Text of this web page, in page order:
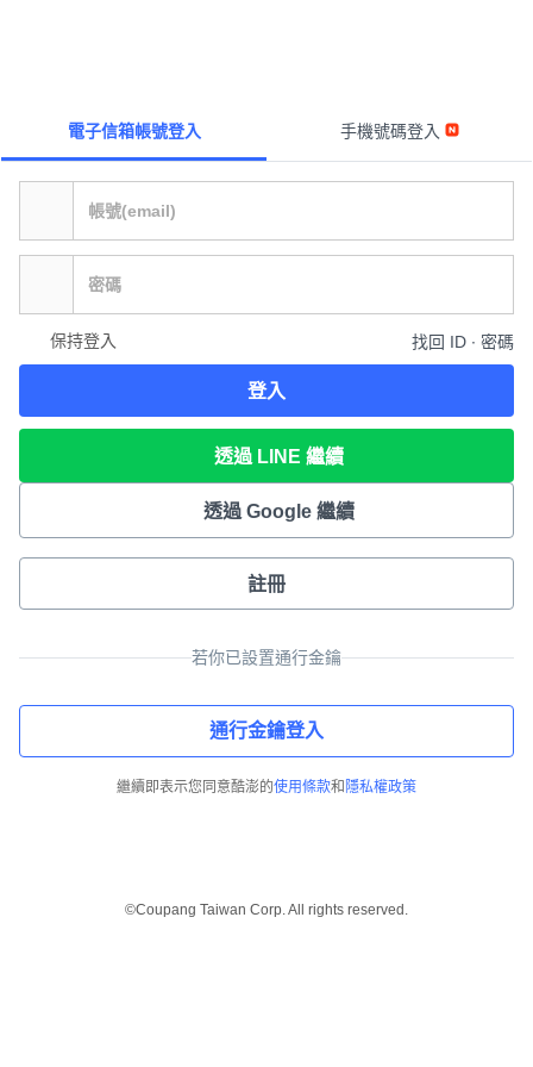
電子信箱帳號登入 手機號碼登入
保持登入 找回 ID ∙ 密碼
登入
透過 LINE 繼續
透過 Google 繼續
註冊
若你已設置通行金鑰
通行金鑰登入
繼續即表示您同意酷澎的使用條款和 隱私權政策
©Coupang Taiwan Corp. All rights reserved.